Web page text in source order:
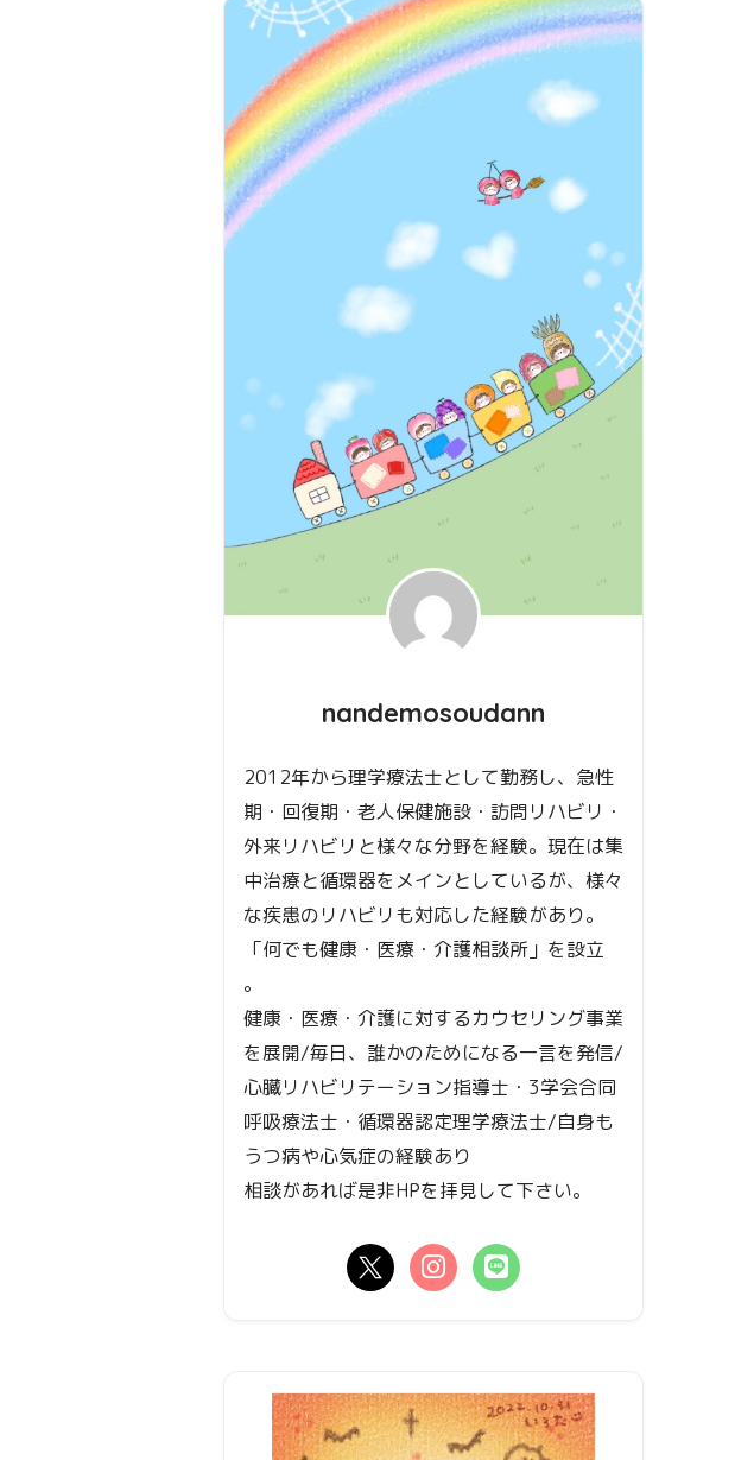
nandemosoudann
2012年から理学療法士として勤務し、急性
期・回復期・老人保健施設・訪問リハビリ・
外来リハビリと様々な分野を経験。現在は集
中治療と循環器をメインとしているが、様々
な疾患のリハビリも対応した経験があり。
「何でも健康・医療・介護相談所」を設立
。
健康・医療・介護に対するカウセリング事業
を展開/毎日、誰かのためになる一言を発信/
心臓リハビリテーション指導士・3学会合同
呼吸療法士・循環器認定理学療法士/自身も
うつ病や心気症の経験あり
相談があれば是非HPを拝見して下さい。